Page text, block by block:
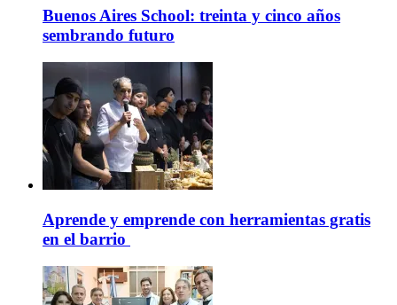
Buenos Aires School: treinta y cinco años
sembrando futuro
Aprende y emprende con herramientas gratis
en el barrio